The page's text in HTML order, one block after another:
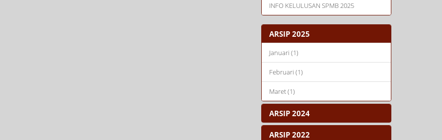
INFO KELULUSAN SPMB 2025
ARSIP 2025
Januari (1)
Februari (1)
Maret (1)
ARSIP 2024
ARSIP 2022